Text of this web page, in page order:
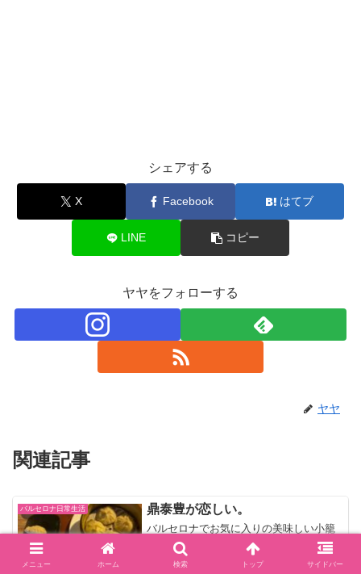
シェアする
X Facebook はてブ
LINE コピー
ヤヤをフォローする
ヤヤ
関連記事
バルセロナ日常生活 鼎泰豊が恋しい。
バルセロナでお気に入りの美味しい小籠
包が食べれる点心レストランに、スペイ
ン人のお友達と行ってきた。小籠包が大
好きで日本にいるときは鼎泰豊によく行
メニュー ホーム 検索 トップ サイドバー